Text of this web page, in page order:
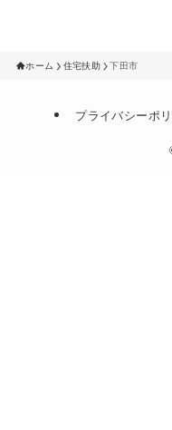
ホーム 住宅扶助 下田市
プライバシーポ